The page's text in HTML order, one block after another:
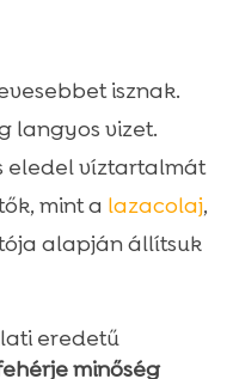
isznak.
langyos vizet.
eledel víztartalmát
mint a lazacolaj,
alapján állítsuk
eredetű
minőség